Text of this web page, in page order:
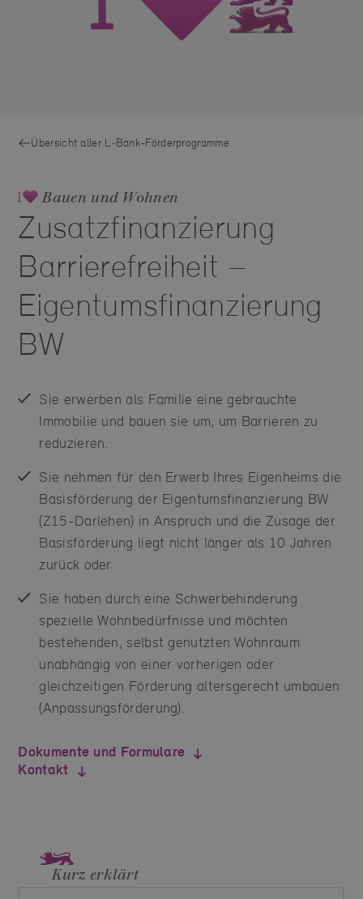
Übersicht aller L‑Bank-Förderprogramme
Bauen und Wohnen
Zusatzfinanzierung
Barrierefreiheit –
Eigentumsfinanzierung
BW
Sie erwerben als Familie eine gebrauchte
Immobilie und bauen sie um, um Barrieren zu
reduzieren.
Sie nehmen für den Erwerb Ihres Eigenheims die
Basisförderung der Eigentumsfinanzierung BW
(Z15-Darlehen) in Anspruch und die Zusage der
Basisförderung liegt nicht länger als 10 Jahren
zurück oder
Sie haben durch eine Schwerbehinderung
spezielle Wohnbedürfnisse und möchten
bestehenden, selbst genutzten Wohnraum
unabhängig von einer vorherigen oder
gleichzeitigen Förderung altersgerecht umbauen
(Anpassungsförderung).
Dokumente und Formulare
Kontakt
Kurz erklärt